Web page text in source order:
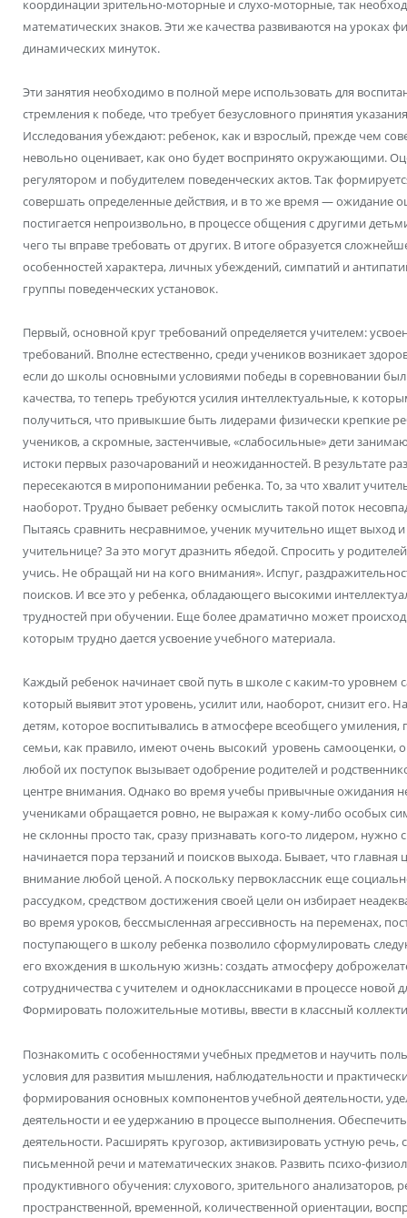
координации зрительно-моторные и слухо-моторные, так
математических знаков. Эти же качества развиваются на уроках
динамических минуток.
Эти занятия необходимо в полной мере использовать для
стремления к победе, что требует безусловного принятия
Исследования убеждают: ребенок, как и взрослый, прежде чем
невольно оценивает, как оно будет воспринято окружающими.
регулятором и побудителем поведенческих актов. Так
совершать определенные действия, и в то же время — ожидание
постигается непроизвольно, в процессе общения с другими
чего ты вправе требовать от других. В итоге образуется
особенностей характера, личных убеждений, симпатий и
группы поведенческих установок.
Первый, основной круг требований определяется учителем:
требований. Вполне естественно, среди учеников возникает
если до школы основными условиями победы в соревновании
качества, то теперь требуются усилия интеллектуальные, к
получиться, что привыкшие быть лидерами физически крепкие
учеников, а скромные, застенчивые, «слабосильные» дети
истоки первых разочарований и неожиданностей. В результате
пересекаются в миропонимании ребенка. То, за что хвалит
наоборот. Трудно бывает ребенку осмыслить такой поток
Пытаясь сравнить несравнимое, ученик мучительно ищет выход
учительнице? За это могут дразнить ябедой. Спросить у
учись. Не обращай ни на кого внимания». Испуг,
поисков. И все это у ребенка, обладающего высокими
трудностей при обучении. Еще более драматично может
которым трудно дается усвоение учебного материала.
Каждый ребенок начинает свой путь в школе с каким-то
который выявит этот уровень, усилит или, наоборот, снизит его.
детям, которое воспитывались в атмосфере всеобщего
семьи, как правило, имеют очень высокий уровень самооценки,
любой их поступок вызывает одобрение родителей и
центре внимания. Однако во время учебы привычные ожидания
учениками обращается ровно, не выражая к кому-либо особых
не склонны просто так, сразу признавать кого-то лидером, нужно
начинается пора терзаний и поисков выхода. Бывает, что
внимание любой ценой. А поскольку первоклассник еще
рассудком, средством достижения своей цели он избирает
во время уроков, бессмысленная агрессивность на переменах,
поступающего в школу ребенка позволило сформулировать
его вхождения в школьную жизнь: создать атмосферу
сотрудничества с учителем и одноклассниками в процессе новой
Формировать положительные мотивы, ввести в классный
Познакомить с особенностями учебных предметов и научить
условия для развития мышления, наблюдательности и
формирования основных компонентов учебной деятельности,
деятельности и ее удержанию в процессе выполнения.
деятельности. Расширять кругозор, активизировать устную речь,
письменной речи и математических знаков. Развить психо-
продуктивного обучения: слухового, зрительного
пространственной, временной, количественной ориентации,